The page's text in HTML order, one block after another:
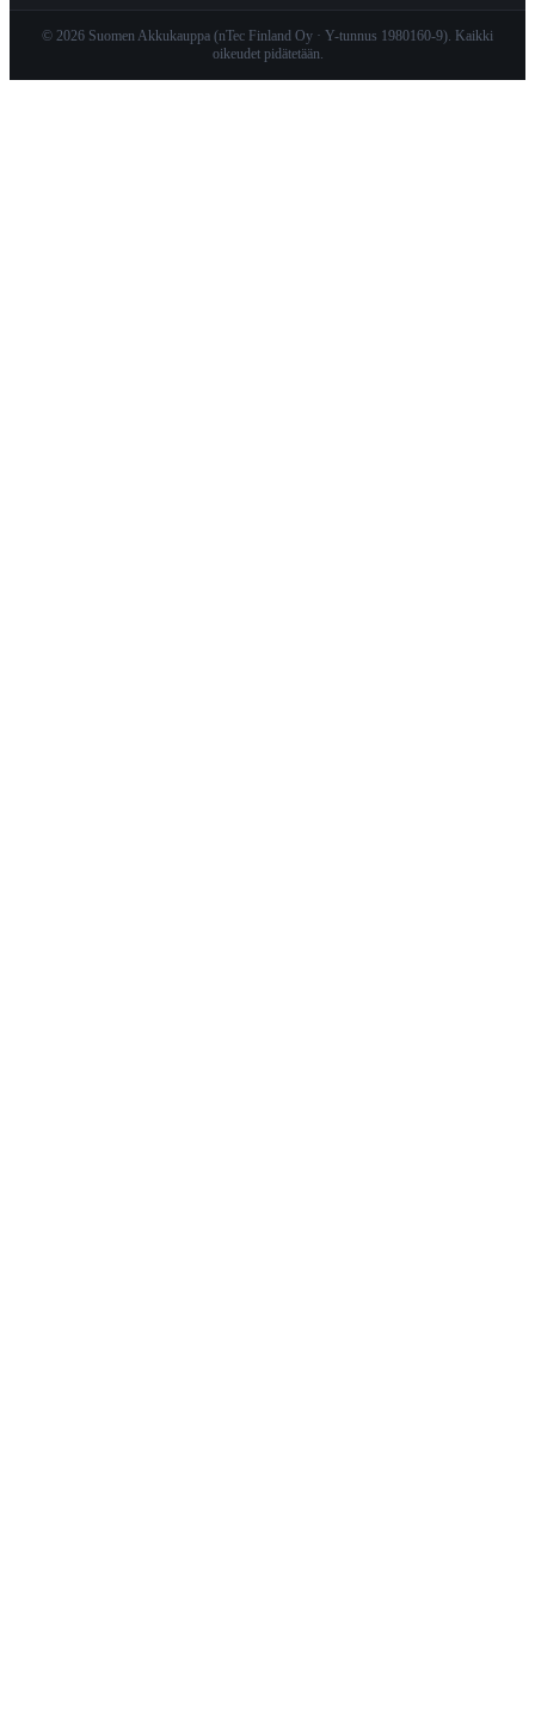
© 2026 Suomen Akkukauppa (nTec Finland Oy · Y-tunnus 1980160-9). Kaikki
oikeudet pidätetään.